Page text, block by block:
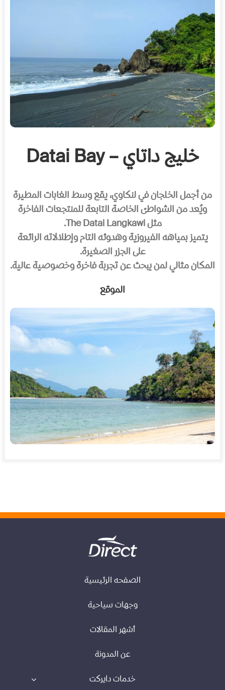
خليج داتاي – Datai Bay
من أجمل الخلجان في لنكاوي، يقع وسط الغابات المطيرة
ويُعد من الشواطئ الخاصة التابعة للمنتجعات الفاخرة
مثل The Datai Langkawi.
يتميز بمياهه الفيروزية وهدوئه التام وإطلالاته الرائعة
على الجزر الصغيرة.
المكان مثالي لمن يبحث عن تجربة فاخرة وخصوصية عالية.
الموقع
الصفحه الرئيسية
وجهات سياحية
أشهر المقالات
عن المدونة
خدمات دايركت